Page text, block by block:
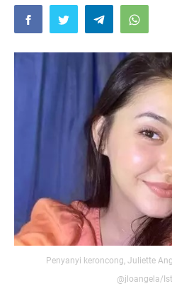
Penyanyi keroncong, Juliette
@jloangela/